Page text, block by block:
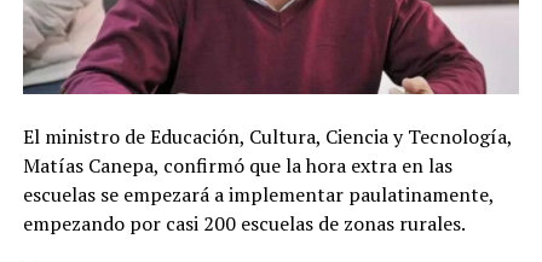
El ministro de Educación, Cultura, Ciencia y Tecnología,
Matías Canepa, confirmó que la hora extra en las
escuelas se empezará a implementar paulatinamente,
empezando por casi 200 escuelas de zonas rurales.